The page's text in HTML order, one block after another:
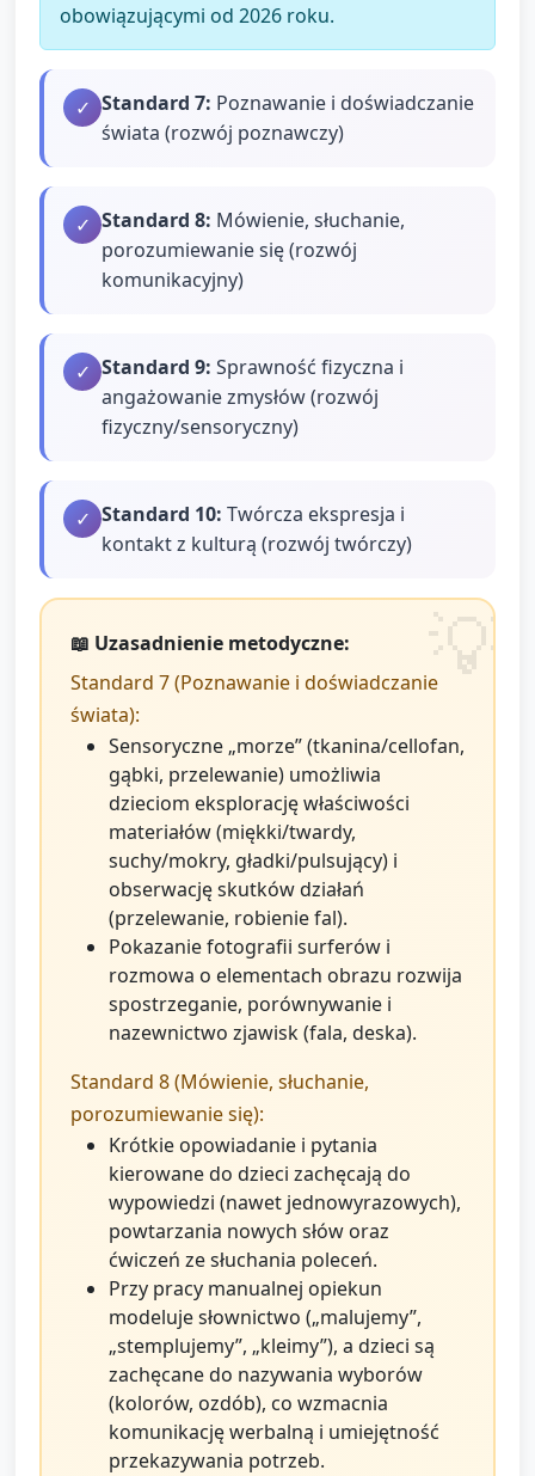
obowiązującymi od 2026 roku.
✓ Standard 7: Poznawanie i doświadczanie
świata (rozwój poznawczy)
✓ Standard 8: Mówienie, słuchanie,
porozumiewanie się (rozwój
komunikacyjny)
✓ Standard 9: Sprawność fizyczna i
angażowanie zmysłów (rozwój
fizyczny/sensoryczny)
✓ Standard 10: Twórcza ekspresja i
kontakt z kulturą (rozwój twórczy)
📖 Uzasadnienie metodyczne:
Standard 7 (Poznawanie i doświadczanie
świata):
Sensoryczne „morze” (tkanina/cellofan,
gąbki, przelewanie) umożliwia
dzieciom eksplorację właściwości
materiałów (miękki/twardy,
suchy/mokry, gładki/pulsujący) i
obserwację skutków działań
(przelewanie, robienie fal).
Pokazanie fotografii surferów i
rozmowa o elementach obrazu rozwija
spostrzeganie, porównywanie i
nazewnictwo zjawisk (fala, deska).
Standard 8 (Mówienie, słuchanie,
porozumiewanie się):
Krótkie opowiadanie i pytania
kierowane do dzieci zachęcają do
wypowiedzi (nawet jednowyrazowych),
powtarzania nowych słów oraz
ćwiczeń ze słuchania poleceń.
Przy pracy manualnej opiekun
modeluje słownictwo („malujemy”,
„stemplujemy”, „kleimy”), a dzieci są
zachęcane do nazywania wyborów
(kolorów, ozdób), co wzmacnia
komunikację werbalną i umiejętność
przekazywania potrzeb.